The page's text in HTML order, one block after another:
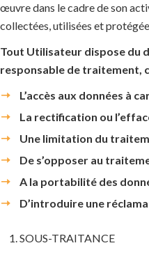
œuvre dans le cadre de son
collectées, utilisées et
Tout Utilisateur dispose du
responsable de traitement,
L’accès aux données à
La rectification ou
Une limitation du
De s’opposer au
A la portabilité des
D’introduire une
SOUS-TRAITANCE